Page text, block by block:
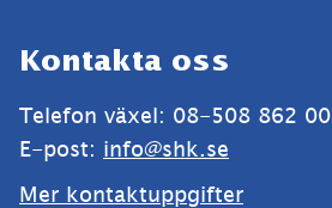
Kontakta oss
Telefon växel: 08-508 862 00
E-post: info@shk.se
Mer kontaktuppgifter